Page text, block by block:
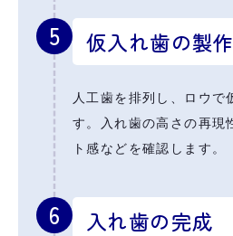
5 仮入れ歯の製作
人工歯を排列し、ロウで
す。入れ歯の高さの再現
ト感などを確認します。
6 入れ歯の完成